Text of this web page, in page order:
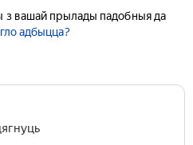
з вашай прылады падобныя да
адбыцца?